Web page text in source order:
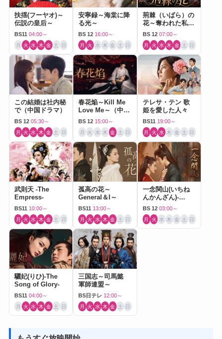
扶揺(フーヤオ)～
伝説の皇后～
BS11 04:00～
月 火 水 木 金 土 日
安寧録～海棠に降
る光～
BS 12 16:00～
月 火 水 木 金 土 日
荊棘（いばら）の
花～奪われた私～
（中国ドラマ）
BS 12 07:00～
月 火 水 木 金 土 日
この結婚は社内秘
で（中国ドラマ）
BS 12 05:30～
月 火 水 木 金 土 日
春花焔～Kill Me
Love Me～（中国
ドラマ）
BS 12 15:00～
月 火 水 木 金 土 日
テレサ・テン 歌
姫を愛した人々
BS11 19:00～
月 火 水 木 金 土 日
武則天 -The
Empress-
BS11 10:00～
月 火 水 木 金 土 日
孤高の花～
General＆I～
BS11 13:00～
月 火 水 木 金 土 日
一念関山(いちね
んかんざん)-
Journey to Love-
BS 12 03:00～
月 火 水 木 金 土 日
驪妃(りひ)-The
Song of Glory-
BS11 04:00～
月 火 水 木 金 土 日
三国志～司馬懿
軍師連盟～
BS日テレ 12:00～
月 火 水 木 金 土 日